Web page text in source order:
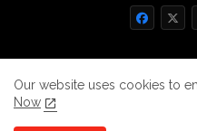
Home About
Our website uses cookies to
Now